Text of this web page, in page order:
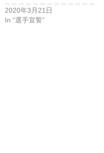
2020年3月21日
In “選手宣誓”